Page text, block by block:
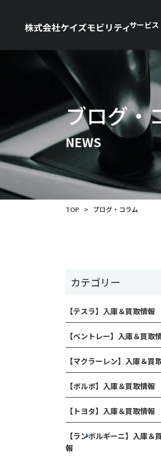
サービス
ブログ・
NEWS
TOP > ブログ・コラム
カテゴリー
【テスラ】入庫＆買取情報
【ベントレー】入庫＆買取
【マクラーレン】入庫＆買
【ボルボ】入庫＆買取情報
【トヨタ】入庫＆買取情報
【ランボルギーニ】入庫＆
報